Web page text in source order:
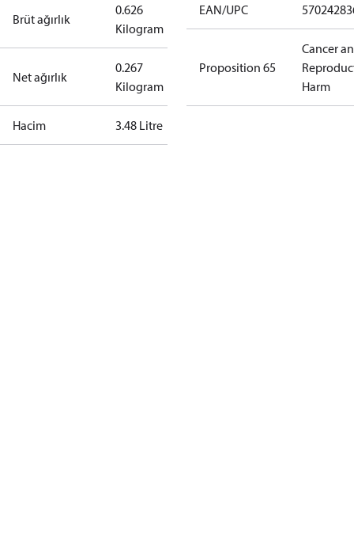
Brüt ağırlık
0.626
Kilogram
Net ağırlık
0.267
Kilogram
Hacim 3.48 Litre
EAN/UPC
Proposition 65
Cancer
Harm